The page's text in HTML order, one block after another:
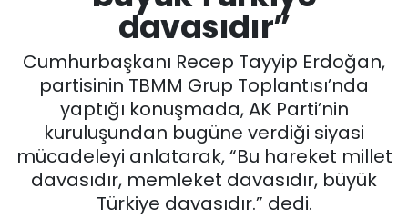
davasıdır”
Cumhurbaşkanı Recep Tayyip Erdoğan,
partisinin TBMM Grup Toplantısı’nda
yaptığı konuşmada, AK Parti’nin
kuruluşundan bugüne verdiği siyasi
mücadeleyi anlatarak, “Bu hareket millet
davasıdır, memleket davasıdır, büyük
Türkiye davasıdır.” dedi.
EĞİTİM
MAGAZİN
SAĞLIK
Tüm Manşetler
Son Dakika Haberleri
Haber Arşivi